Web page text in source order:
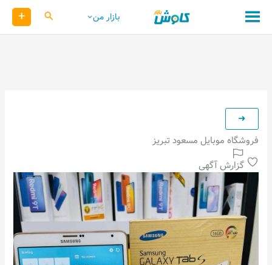
محتوا
بازار من کاوش +
فروشگاه موبایل مسعود تبریز
گزارش آگهی